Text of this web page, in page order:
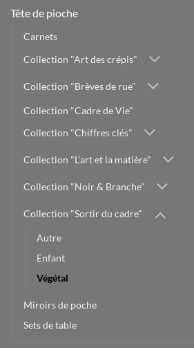
Tête de pioche
Carnets
Collection "Art des crépis"
Collection "Brèves de rue"
Collection "Cadre de Vie"
Collection "Chiffres clés"
Collection "L'art et la matière"
Collection "Noir & Branche"
Collection "Sortir du cadre"
Autre
Enfant
Végétal
Miroirs de poche
Sets de table